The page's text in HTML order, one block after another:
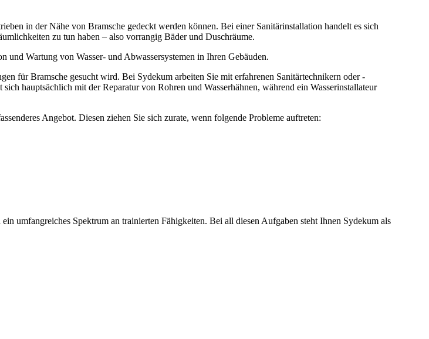
in der Nähe von Bramsche gedeckt werden können. Bei einer Sanitärinstallation handelt es sich
zu tun haben – also vorrangig Bäder und Duschräume.
und Wartung von Wasser- und Abwassersystemen in Ihren Gebäuden.
für Bramsche gesucht wird. Bei Sydekum arbeiten Sie mit erfahrenen Sanitärtechnikern oder -
hauptsächlich mit der Reparatur von Rohren und Wasserhähnen, während ein Wasserinstallateur
Angebot. Diesen ziehen Sie sich zurate, wenn folgende Probleme auftreten:
umfangreiches Spektrum an trainierten Fähigkeiten. Bei all diesen Aufgaben steht Ihnen Sydekum als